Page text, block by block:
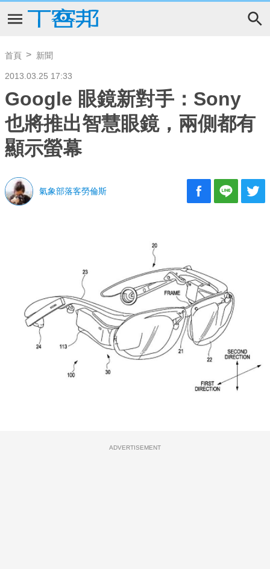
首頁 新聞
2013.03.25 17:33
Google 眼鏡新對手：Sony
也將推出智慧眼鏡，兩側都有
顯示螢幕
氣象部落客勞倫斯
ADVERTISEMENT